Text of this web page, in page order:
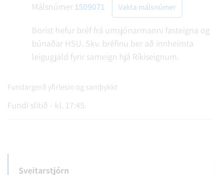
Málsnúmer 1509071 Vakta málsnúmer
Borist hefur bréf frá umsjónarmanni fasteigna og
búnaðar HSU. Skv. bréfinu ber að innheimta
leigugjald fyrir sameign hjá Ríkiseignum.
Fundargerð yfirlesin og samþykkt
Fundi slitið - kl. 17:45.
Sveitarstjórn